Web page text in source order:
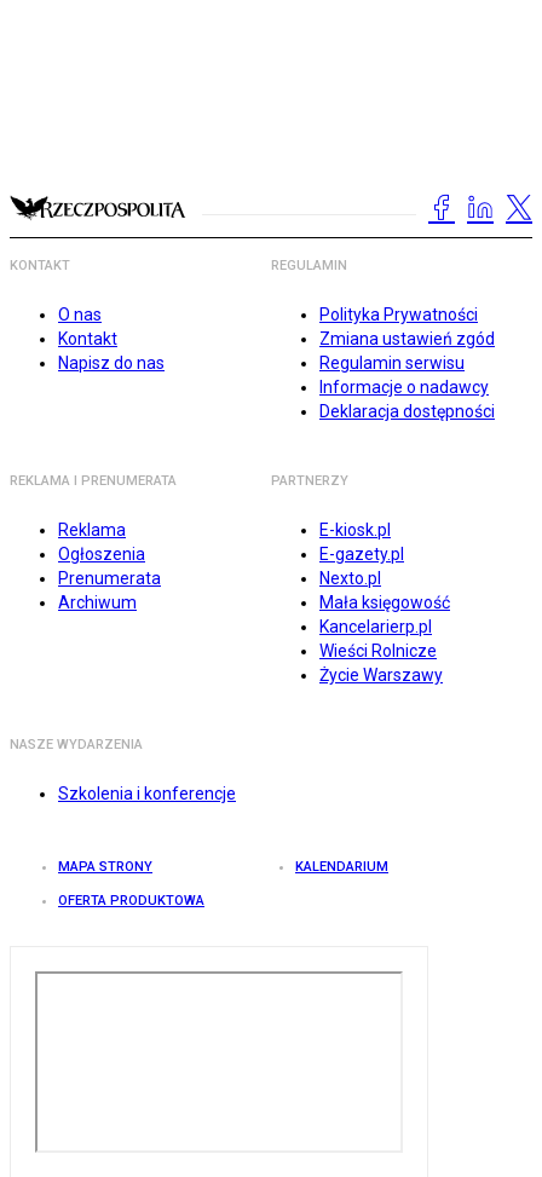
KONTAKT
O nas
Kontakt
Napisz do nas
REGULAMIN
Polityka Prywatności
Zmiana ustawień zgód
Regulamin serwisu
Informacje o nadawcy
Deklaracja dostępności
REKLAMA I PRENUMERATA
Reklama
Ogłoszenia
Prenumerata
Archiwum
PARTNERZY
E-kiosk.pl
E-gazety.pl
Nexto.pl
Mała księgowość
Kancelarierp.pl
Wieści Rolnicze
Życie Warszawy
NASZE WYDARZENIA
Szkolenia i konferencje
MAPA STRONY KALENDARIUM
OFERTA PRODUKTOWA